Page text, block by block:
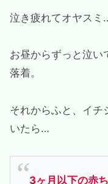
泣き疲れてオヤスミ…
お昼からずっと泣い
落着。
それからふと、イチ
いたら…
3ヶ月以下の赤